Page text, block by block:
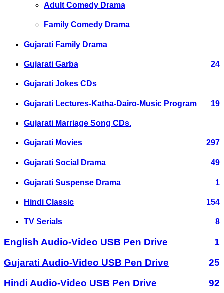
Adult Comedy Drama
Family Comedy Drama
Gujarati Family Drama
Gujarati Garba 24
Gujarati Jokes CDs
Gujarati Lectures-Katha-Dairo-Music Program 19
Gujarati Marriage Song CDs.
Gujarati Movies 297
Gujarati Social Drama 49
Gujarati Suspense Drama 1
Hindi Classic 154
TV Serials 8
English Audio-Video USB Pen Drive
1
Gujarati Audio-Video USB Pen Drive
25
Hindi Audio-Video USB Pen Drive
92